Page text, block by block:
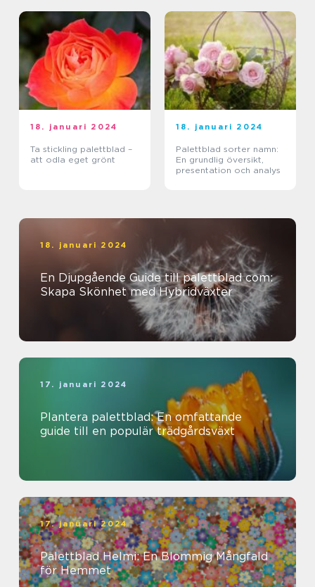
18. januari 2024
Ta stickling palettblad –
att odla eget grönt
18. januari 2024
Palettblad sorter namn:
En grundlig översikt,
presentation och analys
18. januari 2024
En Djupgående Guide till palettblad com:
Skapa Skönhet med Hybridväxter
17. januari 2024
Plantera palettblad: En omfattande
guide till en populär trädgårdsväxt
17. januari 2024
Palettblad Helmi: En Blommig Mångfald
för Hemmet